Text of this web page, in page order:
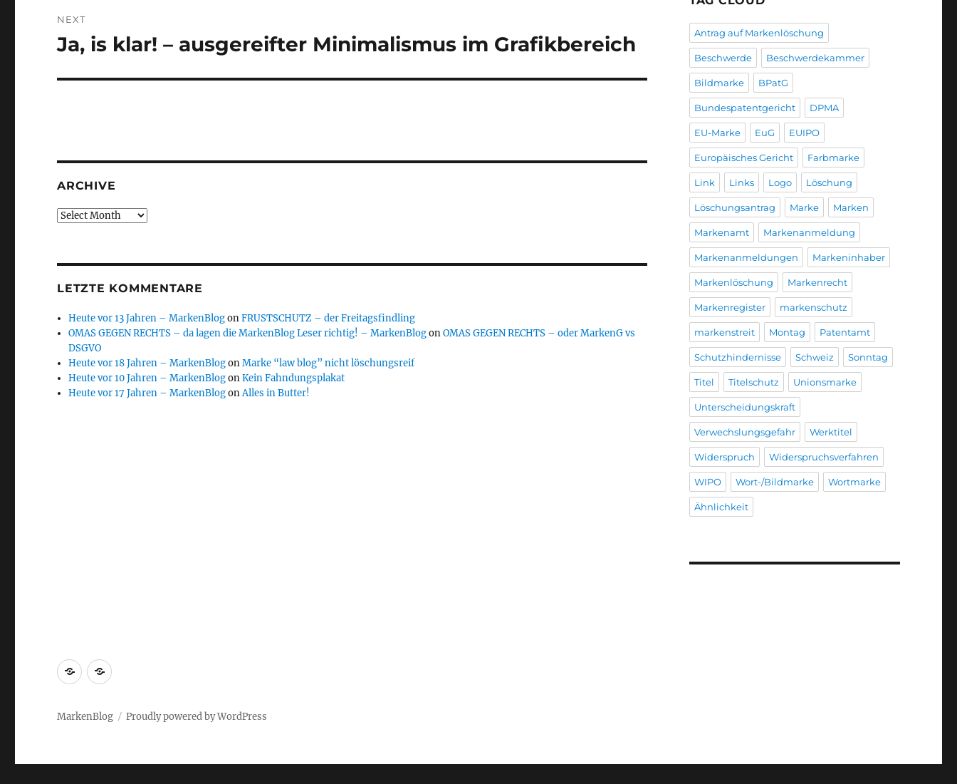
NEXT
Next
Ja, is klar! – ausgereifter Minimalismus im Grafikbereich
ARCHIVE
Archive
LETZTE KOMMENTARE
Heute vor 13 Jahren – MarkenBlogonFRUSTSCHUTZ – der Freitagsfindling
OMAS GEGEN RECHTS – da lagen die MarkenBlog Leser richtig! – MarkenBlogonOMAS GEGEN RECHTS – oder MarkenG vs
DSGVO
Heute vor 18 Jahren – MarkenBlogonMarke “law blog” nicht löschungsreif
Heute vor 10 Jahren – MarkenBlogonKein Fahndungsplakat
Heute vor 17 Jahren – MarkenBlogonAlles in Butter!
Antrag auf Markenlöschung
Beschwerde Beschwerdekammer
Bildmarke BPatG
Bundespatentgericht DPMA
EU-Marke EuG EUIPO
Europäisches Gericht Farbmarke
Link Links Logo Löschung
Löschungsantrag Marke Marken
Markenamt Markenanmeldung
Markenanmeldungen Markeninhaber
Markenlöschung Markenrecht
Markenregister markenschutz
markenstreit Montag Patentamt
Schutzhindernisse Schweiz Sonntag
Titel Titelschutz Unionsmarke
Unterscheidungskraft
Verwechslungsgefahr Werktitel
Widerspruch Widerspruchsverfahren
WIPO Wort-/Bildmarke Wortmarke
Ähnlichkeit
Markenrecherche
Gastbeiträge
MarkenBlog Proudly powered by WordPress